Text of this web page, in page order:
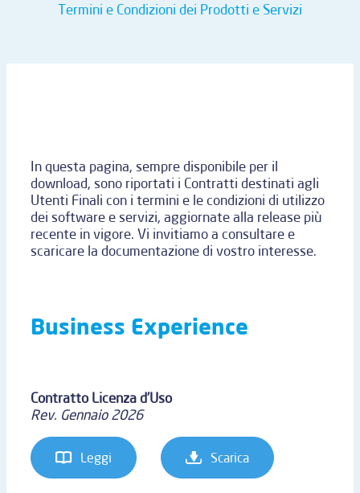
Termini e Condizioni dei Prodotti e Servizi
In questa pagina, sempre disponibile per il
download, sono riportati i Contratti destinati agli
Utenti Finali con i termini e le condizioni di utilizzo
dei software e servizi, aggiornate alla release più
recente in vigore. Vi invitiamo a consultare e
scaricare la documentazione di vostro interesse.
Business Experience
Contratto Licenza d’Uso
Rev. Gennaio 2026
Leggi Scarica